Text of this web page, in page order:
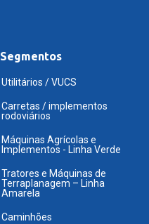
Segmentos
Utilitários / VUCS
Carretas / implementos
rodoviários
Máquinas Agrícolas e
Implementos - Linha Verde
Tratores e Máquinas de
Terraplanagem – Linha
Amarela
Caminhões